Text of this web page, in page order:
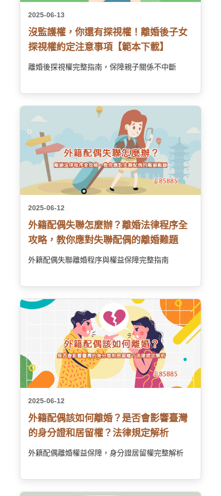
2025-06-13
沒監護權，你還有探視權！離婚後子女
探視權約定注意事項【範本下載】
離婚後探視權完整指南，保障親子關係不中斷
2025-06-12
外籍配偶失聯怎麼辦？離婚法律程序全
攻略，教你應對失聯配偶的離婚難題
外籍配偶失聯離婚程序與權益保障完整指南
2025-06-12
外籍配偶該如何離婚？是否會影響臺灣
的身分證和居留權？法律規定解析
外籍配偶離婚權益保障，身分證居留權完整解析